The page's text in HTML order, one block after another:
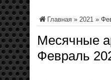
Главная » 2021 »
Месячные
Февраль